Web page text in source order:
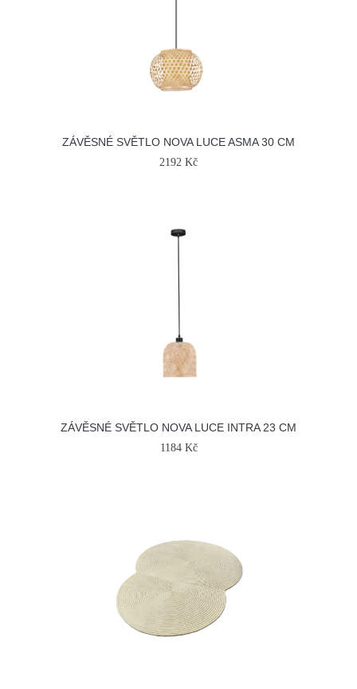
ZÁVĚSNÉ SVĚTLO NOVA LUCE ASMA 30 CM
2192 Kč
ZÁVĚSNÉ SVĚTLO NOVA LUCE INTRA 23 CM
1184 Kč